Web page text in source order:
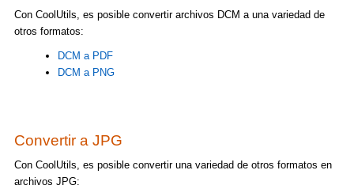
Con CoolUtils, es posible convertir archivos DCM a una variedad de
otros formatos:
DCM a PDF
DCM a PNG
Convertir a JPG
Con CoolUtils, es posible convertir una variedad de otros formatos en
archivos JPG: